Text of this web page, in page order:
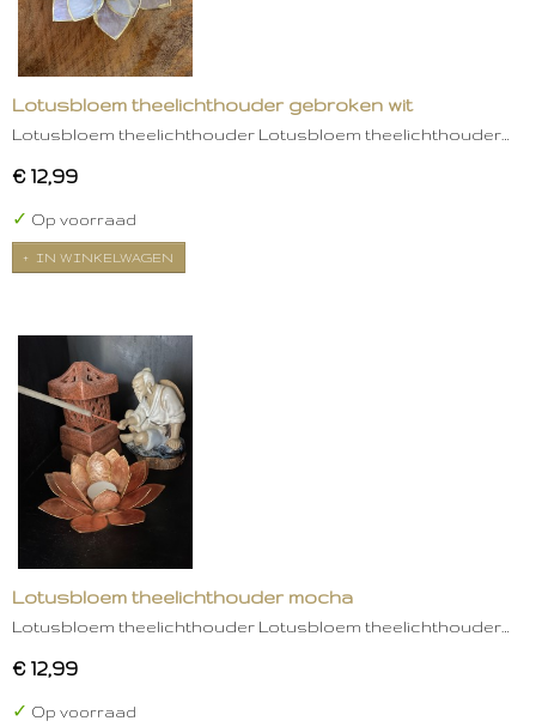
Lotusbloem theelichthouder gebroken wit
Lotusbloem theelichthouder Lotusbloem theelichthouder…
€ 12,99
✓ Op voorraad
IN WINKELWAGEN
Lotusbloem theelichthouder mocha
Lotusbloem theelichthouder Lotusbloem theelichthouder…
€ 12,99
✓ Op voorraad